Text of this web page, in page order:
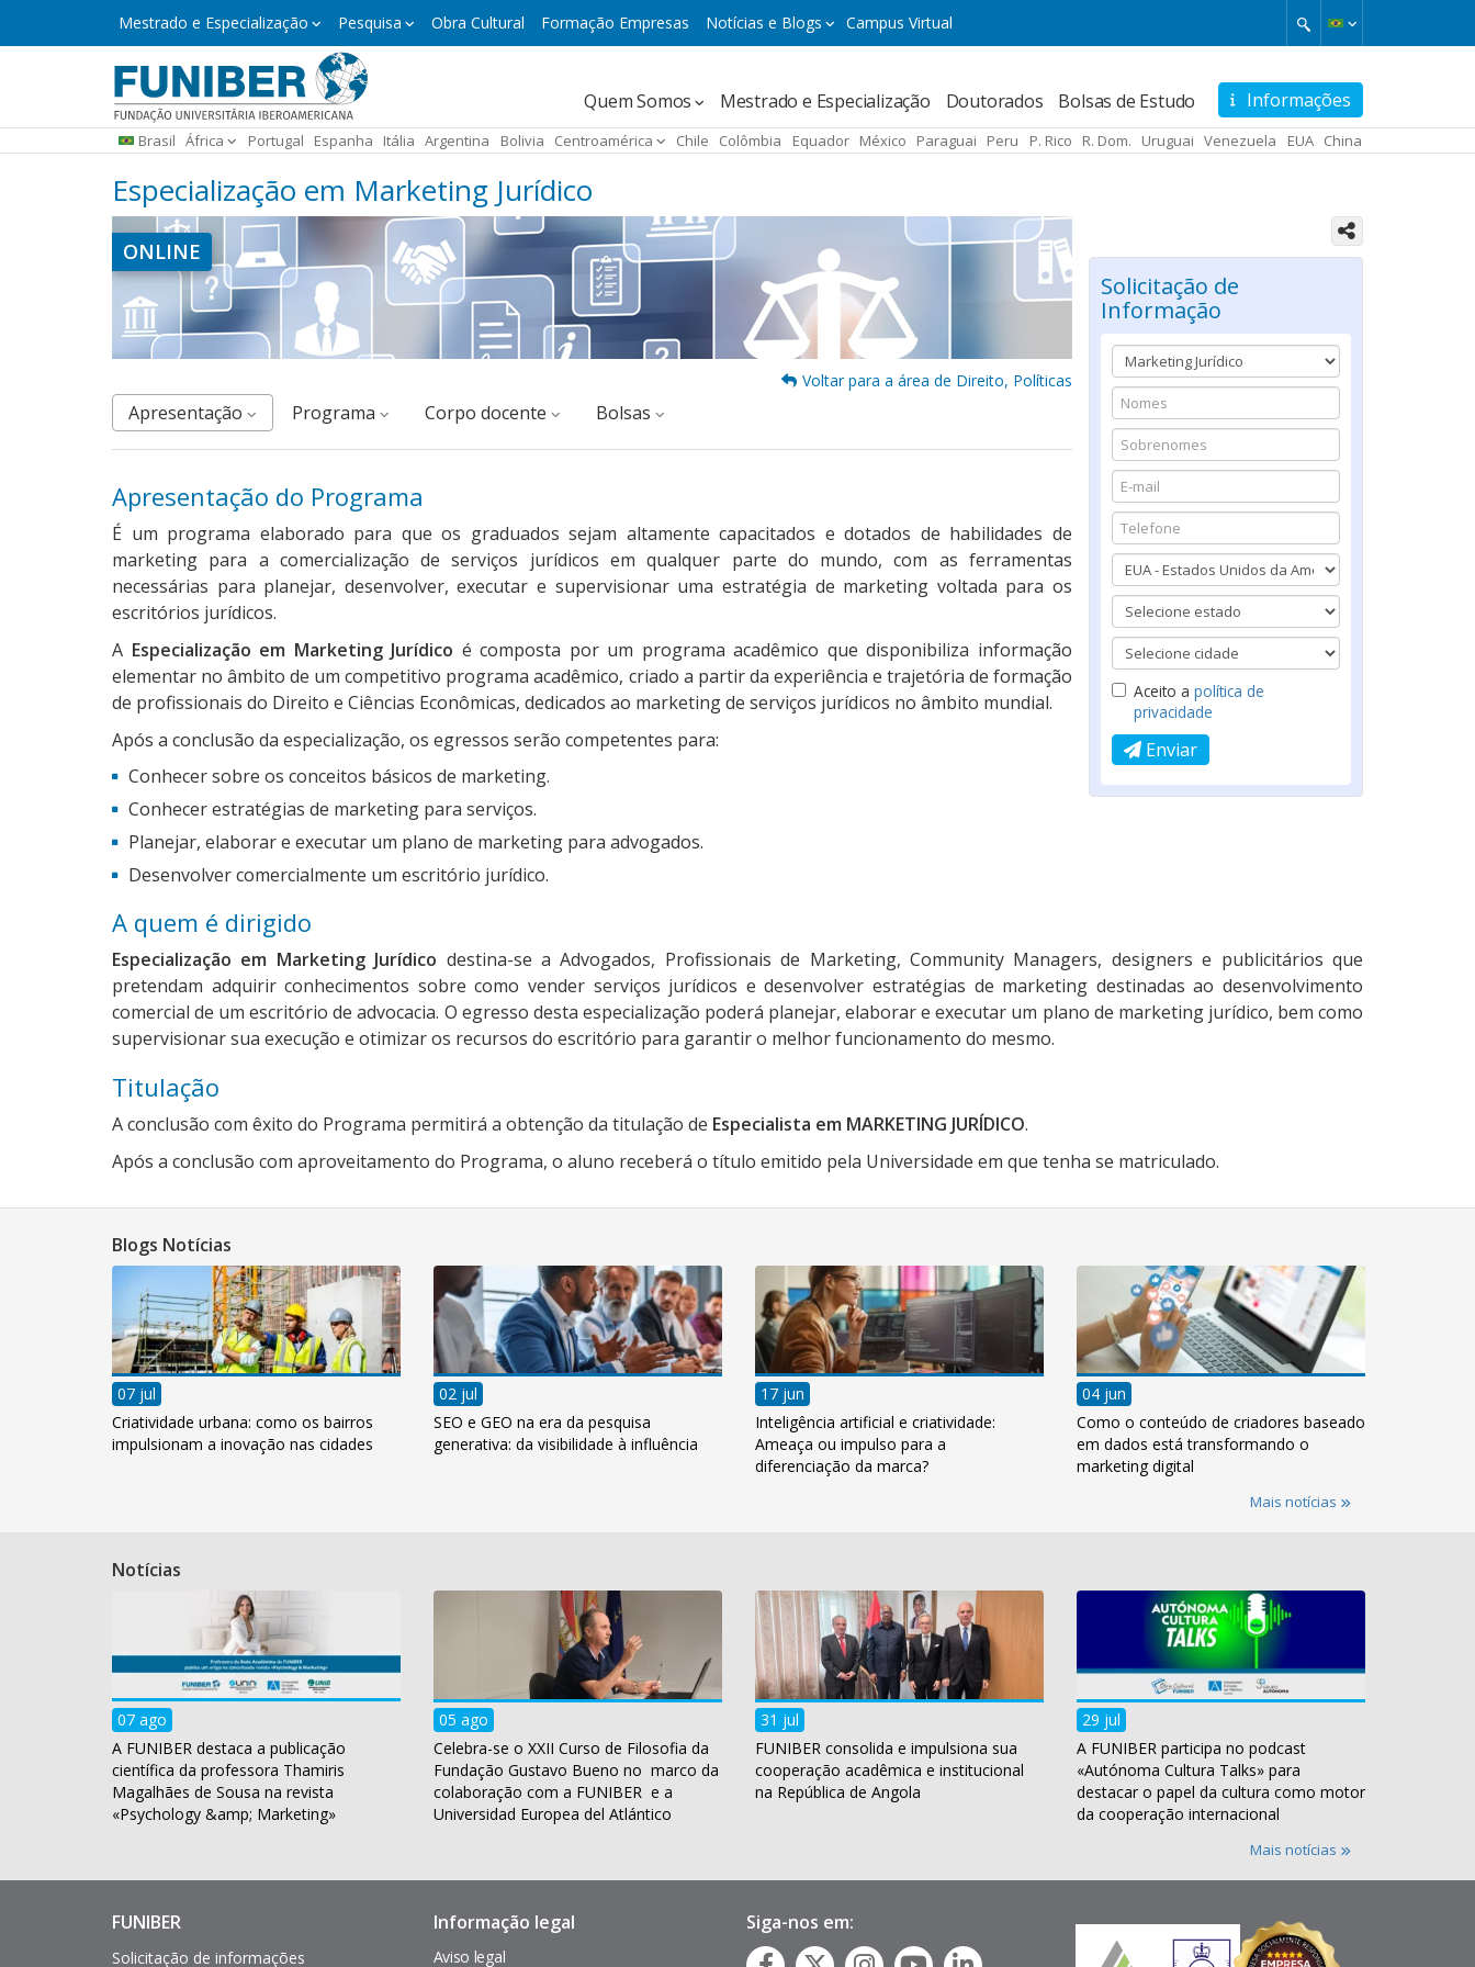
Mestrado
e
Mestrado e Especialização Pesquisa Obra Cultural Formação Empresas Notícias e Blogs Campus Virtual
Informações
Navegación
principal
Quem Somos Mestrado e Especialização Doutorados Bolsas de Estudo
Brasil África Portugal Espanha Itália Argentina Bolivia Centroamérica Chile Colômbia Equador México Paraguai Peru P. Rico R. Dom. Uruguai Venezuela EUA China
Especialização em Marketing Jurídico
Solicitação de
Informação
Aceito a política de
privacidade
Enviar
ONLINE
Voltar para a área de Direito, Políticas
Apresentação Programa corpo docente Bolsas
Apresentação do Programa
É um programa elaborado para que os graduados sejam altamente capacitados e dotados de habilidades de
marketing para a comercialização de serviços jurídicos em qualquer parte do mundo, com as ferramentas
necessárias para planejar, desenvolver, executar e supervisionar uma estratégia de marketing voltada para os
escritórios jurídicos.
A Especialização em Marketing Jurídico é composta por um programa acadêmico que disponibiliza informação
elementar no âmbito de um competitivo programa acadêmico, criado a partir da experiência e trajetória de formação
de profissionais do Direito e Ciências Econômicas, dedicados ao marketing de serviços jurídicos no âmbito mundial.
Após a conclusão da especialização, os egressos serão competentes para:
Conhecer sobre os conceitos básicos de marketing.
Conhecer estratégias de marketing para serviços.
Planejar, elaborar e executar um plano de marketing para advogados.
Desenvolver comercialmente um escritório jurídico.
A quem é dirigido
Especialização em Marketing Jurídico destina-se a Advogados, Profissionais de Marketing, Community Managers, designers e publicitários que
pretendam adquirir conhecimentos sobre como vender serviços jurídicos e desenvolver estratégias de marketing destinadas ao desenvolvimento
comercial de um escritório de advocacia. O egresso desta especialização poderá planejar, elaborar e executar um plano de marketing jurídico, bem como
supervisionar sua execução e otimizar os recursos do escritório para garantir o melhor funcionamento do mesmo.
Titulação
A conclusão com êxito do Programa permitirá a obtenção da titulação de Especialista em MARKETING JURÍDICO.
Após a conclusão com aproveitamento do Programa, o aluno receberá o título emitido pela Universidade em que tenha se matriculado.
Blogs Notícias
07 jul
Criatividade urbana: como os bairros
impulsionam a inovação nas cidades
02 jul
SEO e GEO na era da pesquisa
generativa: da visibilidade à influência
17 jun
Inteligência artificial e criatividade:
Ameaça ou impulso para a
diferenciação da marca?
04 jun
Como o conteúdo de criadores baseado
em dados está transformando o
marketing digital
Mais notícias
Notícias
07 ago
A FUNIBER destaca a publicação
científica da professora Thamiris
Magalhães de Sousa na revista
«Psychology &amp; Marketing»
05 ago
Celebra-se o XXII Curso de Filosofia da
Fundação Gustavo Bueno no marco da
colaboração com a FUNIBER e a
Universidad Europea del Atlántico
31 jul
FUNIBER consolida e impulsiona sua
cooperação acadêmica e institucional
na República de Angola
29 jul
A FUNIBER participa no podcast
«Autónoma Cultura Talks» para
destacar o papel da cultura como motor
da cooperação internacional
Mais notícias
Enlaces
interés
FUNIBER
Solicitação de informações
Pie
página
Informação legal
Aviso legal
Siga-nos em: